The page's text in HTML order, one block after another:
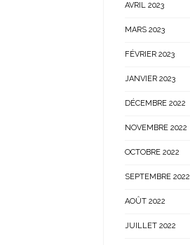
AVRIL 2023
MARS 2023
FÉVRIER 2023
JANVIER 2023
DÉCEMBRE 2022
NOVEMBRE 2022
OCTOBRE 2022
SEPTEMBRE 2022
AOÛT 2022
JUILLET 2022